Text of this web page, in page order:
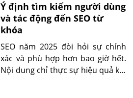
Bài viết này sẽ hướng dẫn bạn
cách sử dụng LSI keywords trong
bài sao cho tự nhiên, hiệu quả và
bền vững theo chuẩn mới nhất.
Ý định tìm kiếm người dùng
và tác động đến SEO từ
khóa
SEO năm 2025 đòi hỏi sự chính
xác và phù hợp hơn bao giờ hết.
Nội dung chỉ thực sự hiệu quả khi